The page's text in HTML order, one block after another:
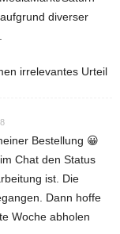
diverser
irrelevantes Urteil
Bestellung 😀
Chat den Status
ist. Die
Dann hoffe
Woche abholen